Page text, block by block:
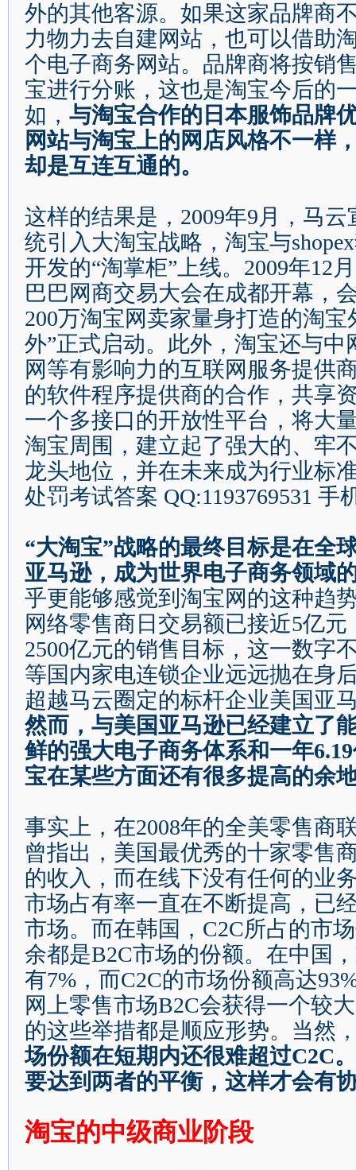
外的其他客源。如果这家品牌商
力物力去自建网站，也可以借助
个电子商务网站。品牌商将按销
宝进行分账，这也是淘宝今后的
如， 与淘宝合作的日本服饰品牌
网站与淘宝上的网店风格不一样
却是互连互通的。
这样的结果是， 2009年9月，马
统引入大淘宝战略，淘宝与shopex
开发的“淘掌柜” 上线。 2009年12月
巴巴网商交易大会在成都开幕，
200万淘宝网卖家量身打造的淘宝
外”正式启动。此外，淘宝还与中
网等有影响力的互联网服务提供
的软件程序提供商的合作，共享
一个多接口的开放性平台，将大
淘宝周围，建立起了强大的、牢
龙头地位，并在未来成为行业标
处罚考试答案 QQ:1193769531 手
“大淘宝”战略的最终目标是在全
亚马逊，成为世界电子商务领域
乎更能够感觉到淘宝网的这种趋
网络零售商日交易额已接近5亿元
2500亿元的销售目标，这一数字
等国内家电连锁企业远远抛在身
超越马云圈定的标杆企业美国亚
然而，与美国亚马逊已经建立了
鲜的强大电子商务体系和一年6.19
宝在某些方面还有很多提高的余
事实上，在2008年的全美零售商
曾指出，美国最优秀的十家零售
的收入，而在线下没有任何的业
市场占有率一直在不断提高，已
市场。而在韩国， C2C所占的市
余都是B2C市场的份额。在中国，
有7% ，而C2C的市场份额高达
网上零售市场B2C会获得一个较
的这些举措都是顺应形势。当然
场份额在短期内还很难超过C2C
要达到两者的平衡，这样才会有
淘宝的中级商业阶段